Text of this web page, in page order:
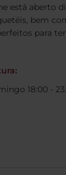
está aberto
bem
para
18:00 -